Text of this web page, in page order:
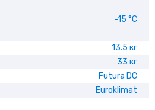
-15 °С
13.5 кг
33 кг
Futura DC
Euroklimat